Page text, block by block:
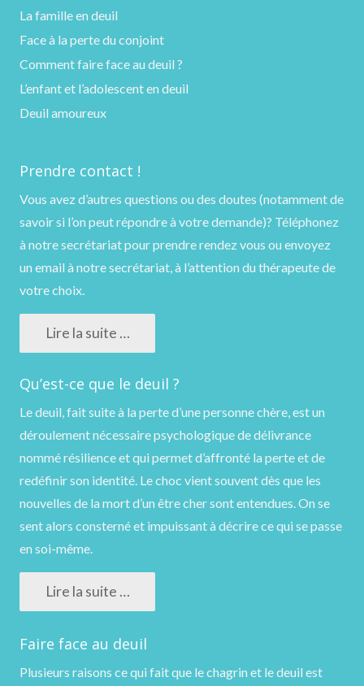
La famille en deuil
Face à la perte du conjoint
Comment faire face au deuil ?
L’enfant et l’adolescent en deuil
Deuil amoureux
Prendre contact !
Vous avez d’autres questions ou des doutes (notamment de
savoir si l’on peut répondre à votre demande)? Téléphonez
à notre secrétariat pour prendre rendez vous ou envoyez
un email à notre secrétariat, à l’attention du thérapeute de
votre choix.
Lire la suite …
Qu’est-ce que le deuil ?
Le deuil, fait suite à la perte d’une personne chère, est un
déroulement nécessaire psychologique de délivrance
nommé résilience et qui permet d’affronté la perte et de
redéfinir son identité. Le choc vient souvent dès que les
nouvelles de la mort d’un être cher sont entendues. On se
sent alors consterné et impuissant à décrire ce qui se passe
en soi-même.
Lire la suite …
Faire face au deuil
Plusieurs raisons ce qui fait que le chagrin et le deuil est